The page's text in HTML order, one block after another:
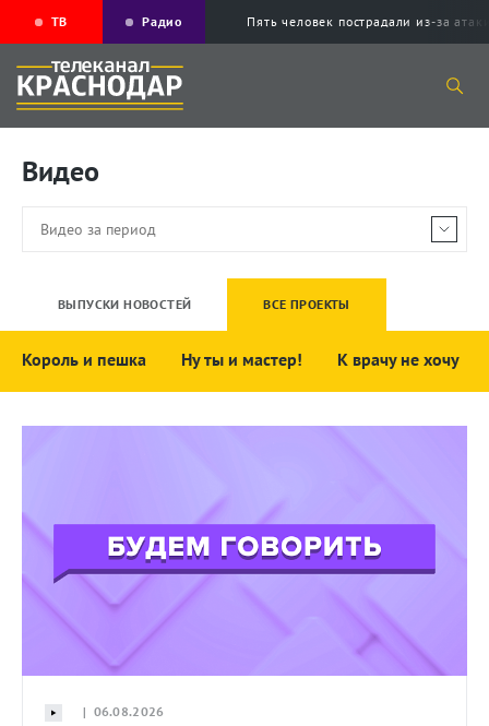
ТВ Радио Пять человек пострадали из-за
Видео
ВЫПУСКИ НОВОСТЕЙ ВСЕ ПРОЕКТЫ
Король и пешка Ну ты и мастер! К врачу не хочу
| 06.08.2026